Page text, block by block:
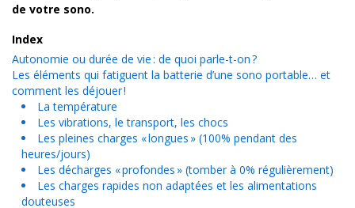
de votre sono.
Index
Autonomie ou durée de vie : de quoi parle-t-on ?
Les éléments qui fatiguent la batterie d’une sono portable… et
comment les déjouer !
La température
Les vibrations, le transport, les chocs
Les pleines charges « longues » (100% pendant des
heures/jours)
Les décharges « profondes » (tomber à 0% régulièrement)
Les charges rapides non adaptées et les alimentations
douteuses